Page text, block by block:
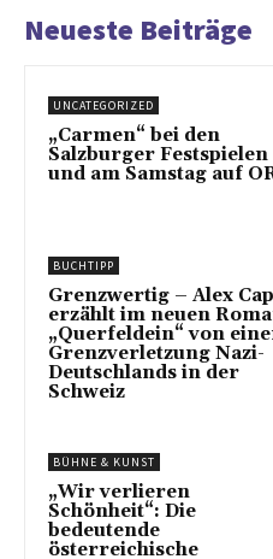
Neueste Beiträge
UNCATEGORIZED
„Carmen“ bei den
Salzburger Festspielen
und am Samstag auf
BUCHTIPP
Grenzwertig – Alex
erzählt im neuen
„Querfeldein“ von
Grenzverletzung Nazi-
Deutschlands in der
Schweiz
BÜHNE & KUNST
„Wir verlieren
Schönheit“: Die
bedeutende
österreichische